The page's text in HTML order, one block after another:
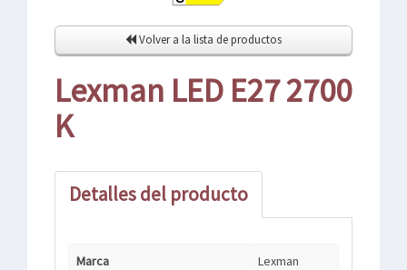
Volver a la lista de productos
Lexman LED E27 2700
K
Detalles del producto
Marca Lexman